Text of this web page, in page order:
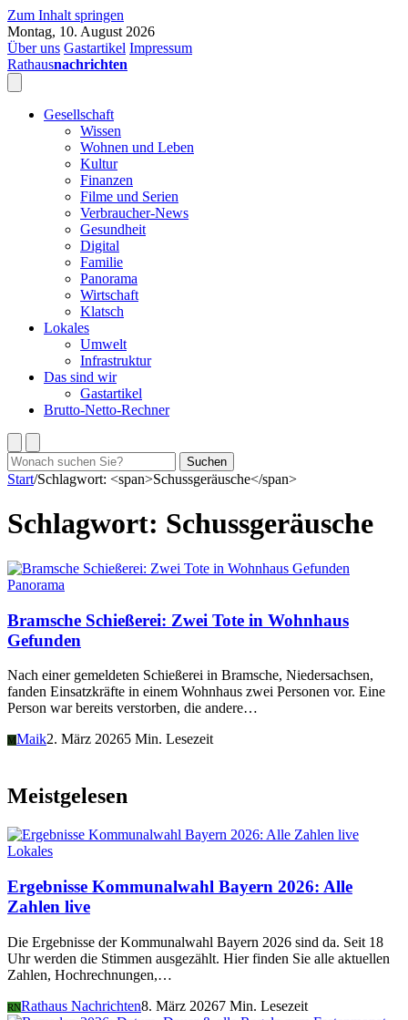
Zum Inhalt springen
Montag, 10. August 2026
Über uns Gastartikel Impressum
Rathausnachrichten
Gesellschaft
Wissen
Wohnen und Leben
Kultur
Finanzen
Filme und Serien
Verbraucher-News
Gesundheit
Digital
Familie
Panorama
Wirtschaft
Klatsch
Lokales
Umwelt
Infrastruktur
Das sind wir
Gastartikel
Brutto-Netto-Rechner
Suchen
nach:
Suchen
Start/Schlagwort: <span>Schussgeräusche</span>
Schlagwort: Schussgeräusche
Panorama
Bramsche Schießerei: Zwei Tote in Wohnhaus
Gefunden
Nach einer gemeldeten Schießerei in Bramsche, Niedersachsen,
fanden Einsatzkräfte in einem Wohnhaus zwei Personen vor. Eine
Person war bereits verstorben, die andere…
M Maik2. März 20265 Min. Lesezeit
Meistgelesen
Lokales
Ergebnisse Kommunalwahl Bayern 2026: Alle
Zahlen live
Die Ergebnisse der Kommunalwahl Bayern 2026 sind da. Seit 18
Uhr werden die Stimmen ausgezählt. Hier finden Sie alle aktuellen
Zahlen, Hochrechnungen,…
RNRathaus Nachrichten8. März 20267 Min. Lesezeit